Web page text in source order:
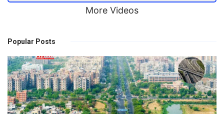
More Videos
Popular Posts